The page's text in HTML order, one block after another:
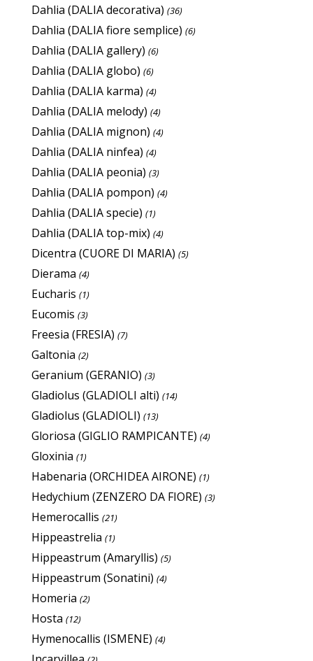
Dahlia (DALIA decorativa) (36)
Dahlia (DALIA fiore semplice) (6)
Dahlia (DALIA gallery) (6)
Dahlia (DALIA globo) (6)
Dahlia (DALIA karma) (4)
Dahlia (DALIA melody) (4)
Dahlia (DALIA mignon) (4)
Dahlia (DALIA ninfea) (4)
Dahlia (DALIA peonia) (3)
Dahlia (DALIA pompon) (4)
Dahlia (DALIA specie) (1)
Dahlia (DALIA top-mix) (4)
Dicentra (CUORE DI MARIA) (5)
Dierama (4)
Eucharis (1)
Eucomis (3)
Freesia (FRESIA) (7)
Galtonia (2)
Geranium (GERANIO) (3)
Gladiolus (GLADIOLI alti) (14)
Gladiolus (GLADIOLI) (13)
Gloriosa (GIGLIO RAMPICANTE) (4)
Gloxinia (1)
Habenaria (ORCHIDEA AIRONE) (1)
Hedychium (ZENZERO DA FIORE) (3)
Hemerocallis (21)
Hippeastrelia (1)
Hippeastrum (Amaryllis) (5)
Hippeastrum (Sonatini) (4)
Homeria (2)
Hosta (12)
Hymenocallis (ISMENE) (4)